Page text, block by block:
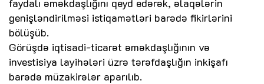
faydalı əməkdaşlığını qeyd edərək, əlaqələrin
genişləndirilməsi istiqamətləri barədə fikirlərini
bölüşüb.
Görüşdə iqtisadi-ticarət əməkdaşlığının və
investisiya layihələri üzrə tərəfdaşlığın inkişafı
barədə müzakirələr aparılıb.